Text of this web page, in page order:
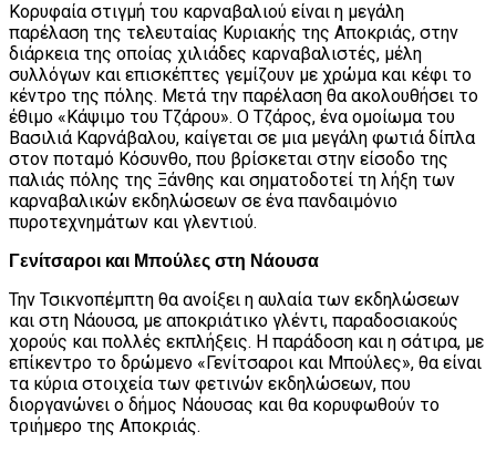
Κορυφαία στιγμή του καρναβαλιού είναι η μεγάλη
παρέλαση της τελευταίας Κυριακής της Αποκριάς, στην
διάρκεια της οποίας χιλιάδες καρναβαλιστές, μέλη
συλλόγων και επισκέπτες γεμίζουν με χρώμα και κέφι το
κέντρο της πόλης. Μετά την παρέλαση θα ακολουθήσει το
έθιμο «Κάψιμο του Τζάρου». Ο Τζάρος, ένα ομοίωμα του
Βασιλιά Καρνάβαλου, καίγεται σε μια μεγάλη φωτιά δίπλα
στον ποταμό Κόσυνθο, που βρίσκεται στην είσοδο της
παλιάς πόλης της Ξάνθης και σηματοδοτεί τη λήξη των
καρναβαλικών εκδηλώσεων σε ένα πανδαιμόνιο
πυροτεχνημάτων και γλεντιού.
Γενίτσαροι και Μπούλες στη Νάουσα
Την Τσικνοπέμπτη θα ανοίξει η αυλαία των εκδηλώσεων
και στη Νάουσα, με αποκριάτικο γλέντι, παραδοσιακούς
χορούς και πολλές εκπλήξεις. Η παράδοση και η σάτιρα, με
επίκεντρο το δρώμενο «Γενίτσαροι και Μπούλες», θα είναι
τα κύρια στοιχεία των φετινών εκδηλώσεων, που
διοργανώνει ο δήμος Νάουσας και θα κορυφωθούν το
τριήμερο της Αποκριάς.